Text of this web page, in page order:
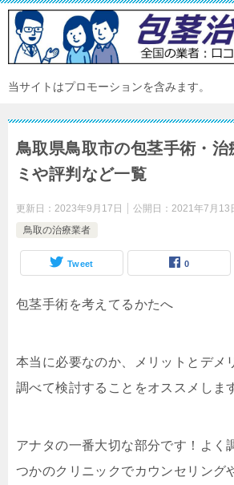
当サイトはプロモーションを含みます。
鳥取県鳥取市の包茎手術・治
ミや評判など一覧
更新日： 2023年9月17日 公開日： 2021年7月13
鳥取の治療業者
Tweet 0
包茎手術を考えてるかたへ
本当に必要なのか、メリットとデメ
調べて検討することをオススメしま
アナタの一番大切な部分です！よく
つかのクリニックでカウンセリング